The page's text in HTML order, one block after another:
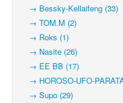
→ Bessky-Kellaifeng (33)
→ TOM.M (2)
→ Roks (1)
→ Nasite (26)
→ EE BB (17)
→ HOROSO-UFO-
→ Supo (29)